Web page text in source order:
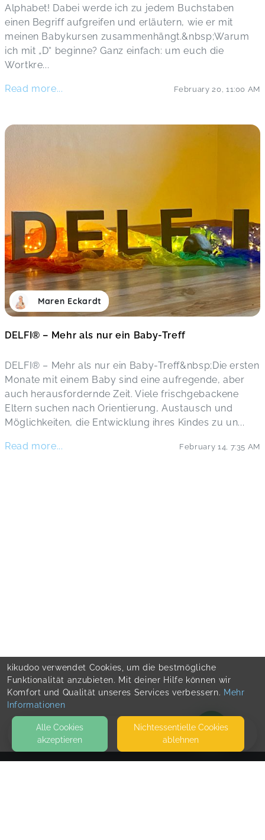
Alphabet! Dabei werde ich zu jedem Buchstaben
einen Begriff aufgreifen und erläutern, wie er mit
meinen Babykursen zusammenhängt.&nbsp;Warum
ich mit „D“ beginne? Ganz einfach: um euch die
Wortkre...
Read more... February 20 11:00 AM
Maren Eckardt
DELFI® – Mehr als nur ein Baby-Treff
DELFI® – Mehr als nur ein Baby-Treff&nbsp;Die ersten
Monate mit einem Baby sind eine aufregende, aber
auch herausfordernde Zeit. Viele frischgebackene
Eltern suchen nach Orientierung, Austausch und
Möglichkeiten, die Entwicklung ihres Kindes zu un...
Read more... February 14 7:35 AM
kikudoo verwendet Cookies, um die bestmögliche
Funktionalität anzubieten. Mit deiner Hilfe können wir
Komfort und Qualität unseres Services verbessern. Mehr
Informationen
Alle Cookies
akzeptieren
Nicht­essentielle Cookies
ablehnen